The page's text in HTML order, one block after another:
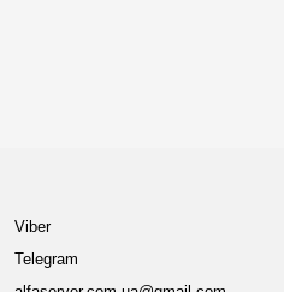
Viber
Telegram